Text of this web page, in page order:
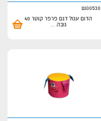
הדום עגול דגם פרפר קוטר 40
גובה